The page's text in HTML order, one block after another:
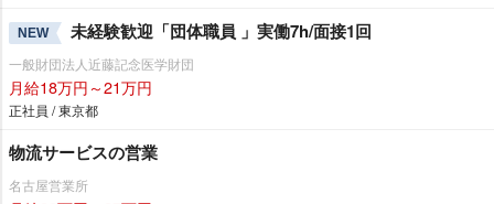
NEW 未経験歓迎「団体職員 」実働7h/面接1回
一般財団法人近藤記念医学財団
月給18万円～21万円
正社員 / 東京都
物流サービスの営業
名古屋営業所